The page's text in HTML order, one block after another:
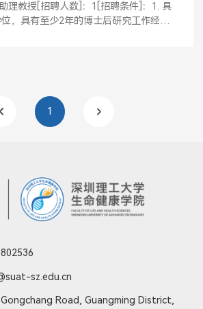
理教授[招聘人数]：1[招聘条件]：1. 具
，具有至少2年的博士后研究工作经历
1
sz.edu.cn
Gongchang Road, Guangming District,